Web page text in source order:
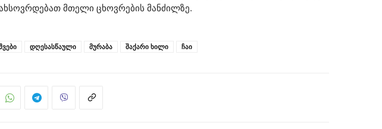
მთელი ცხოვრების მანძილზე.
დღესასწაული მურაბა შაქარი ხილი ჩაი